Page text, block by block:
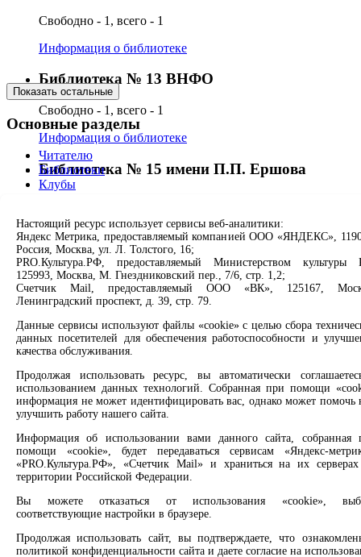
Свободно - 1, всего - 1
Информация о библиотеке
Библиотека № 13 ВНФО
Свободно - 1, всего - 1
Информация о библиотеке
Библиотека № 15 имени П.П. Ершова
Информация о библиотеке
Библиотека № 2 имени А.А. Гришина
Свободно - 1, всего - 1
Библиотека № 6 имени Зота Корниловича
Свободно - 1, всего - 1
Информация о библиотеке
ЦМИ
Свободно - 1, всего - 1
Центральная детская библиотека имени
В.П.Крапивина
Показать остальные
Основные разделы
Читателю
Библиотеки
Клубы
Партнерам
Сервисы
Продлить книгу
Спроси библиотекаря
Оцените качество услуг
Направить обращение директору
Соцсети
Вконтакте
Max
Rutube
Заметили опечатку? Выделите текст с ошибкой и нажмите
клавиши Ctrl+Enter или ссылку ниже
Сообщить об ошибке
Настоящий ресурс использует сервисы веб-аналитики:
Яндекс Метрика, предоставляемый компанией ООО «ЯНДЕКС»,
Россия, Москва, ул. Л. Толстого, 16;
PRO.Культура.РФ, предоставляемый Министерством культуры
125993, Москва, М. Гнездниковский пер., 7/6, стр. 1,2;
Счетчик Mail, предоставляемый ООО «ВК», 125167,
Ленинградский проспект, д. 39, стр. 79.
Данные сервисы используют файлы «cookie» с целью сбора
данных посетителей для обеспечения работоспособности и
качества обслуживания.
Продолжая использовать ресурс, вы автоматически
использованием данных технологий. Собранная при помощи
информация не может идентифицировать вас, однако может помочь
улучшить работу нашего сайта.
Информация об использовании вами данного сайта, собранная
помощи «cookie», будет передаваться сервисам «Яндекс-
«PRO.Культура.РФ», «Счетчик Mail» и храниться на их
территории Российской Федерации.
Вы можете отказаться от использования «cookie»,
соответствующие настройки в браузере.
Продолжая использовать сайт, вы подтверждаете, что
политикой конфиденциальности сайта и даете согласие на